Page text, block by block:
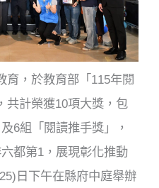
育，於教育部「115年閱
共計榮獲10項大獎，包
6組「閱讀推手獎」，
都第1，展現彰化推動
日下午在縣府中庭舉辦